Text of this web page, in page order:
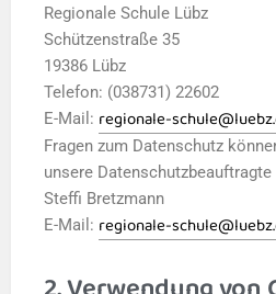
Regionale Schule Lübz
Schützenstraße 35
19386 Lübz
Telefon: (038731) 22602
E-Mail: regionale-
Fragen zum Datenschutz
unsere
Steffi Bretzmann
E-Mail: regionale-